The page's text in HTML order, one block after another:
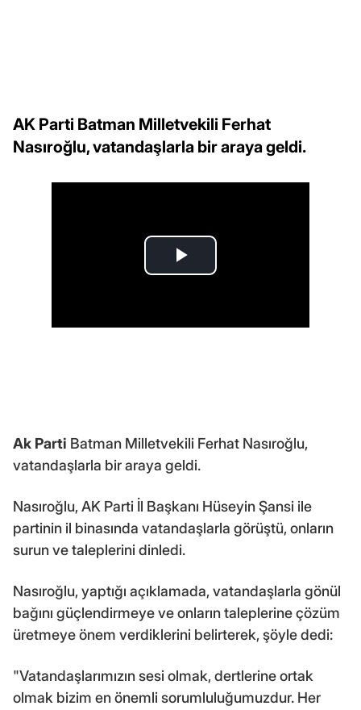
AK Parti Batman Milletvekili Ferhat
Nasıroğlu, vatandaşlarla bir araya geldi.
Ak Parti Batman Milletvekili Ferhat Nasıroğlu,
vatandaşlarla bir araya geldi.
Nasıroğlu, AK Parti İl Başkanı Hüseyin Şansi ile
partinin il binasında vatandaşlarla görüştü, onların
surun ve taleplerini dinledi.
Nasıroğlu, yaptığı açıklamada, vatandaşlarla gönül
bağını güçlendirmeye ve onların taleplerine çözüm
üretmeye önem verdiklerini belirterek, şöyle dedi:
"Vatandaşlarımızın sesi olmak, dertlerine ortak
olmak bizim en önemli sorumluluğumuzdur. Her